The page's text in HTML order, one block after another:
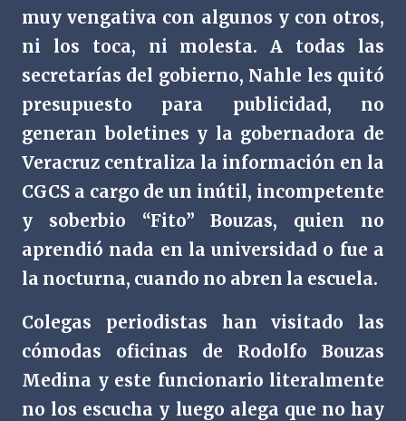
muy vengativa con algunos y con otros,
ni los toca, ni molesta. A todas las
secretarías del gobierno, Nahle les quitó
presupuesto para publicidad, no
generan boletines y la gobernadora de
Veracruz centraliza la información en la
CGCS a cargo de un inútil, incompetente
y soberbio “Fito” Bouzas, quien no
aprendió nada en la universidad o fue a
la nocturna, cuando no abren la escuela.
Colegas periodistas han visitado las
cómodas oficinas de Rodolfo Bouzas
Medina y este funcionario literalmente
no los escucha y luego alega que no hay